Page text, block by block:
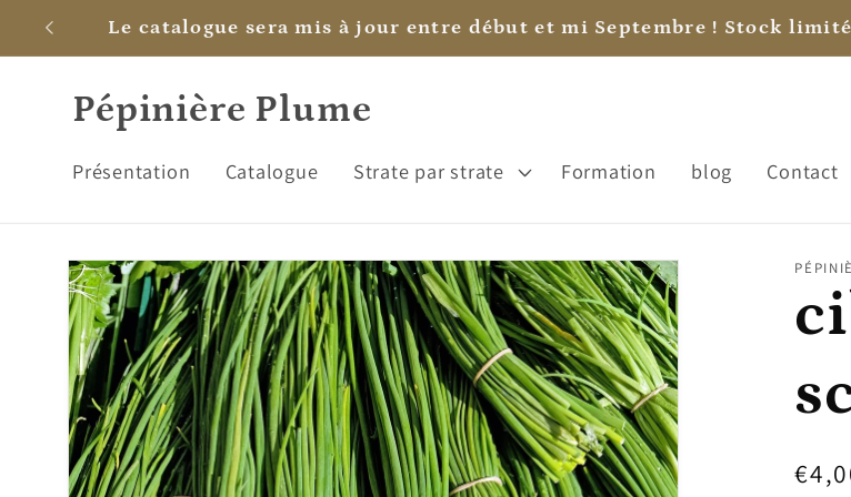
passer
au
Le catalogue sera mis à jour entre début et mi Septembre ! Stock
Pépinière Plume
Présentation Catalogue Strate par strate Formation blog Contact
Passer aux
informations
produits
Prix